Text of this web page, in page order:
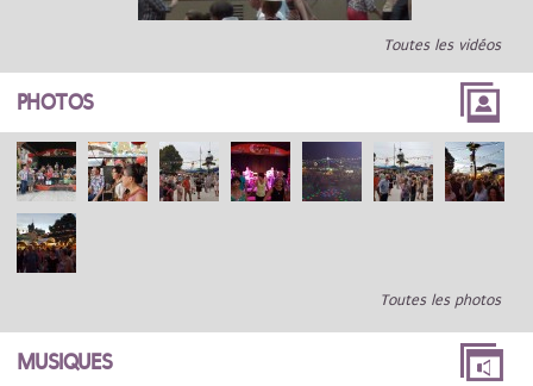
Toutes les vidéos
PHOTOS
Toutes les photos
MUSIQUES